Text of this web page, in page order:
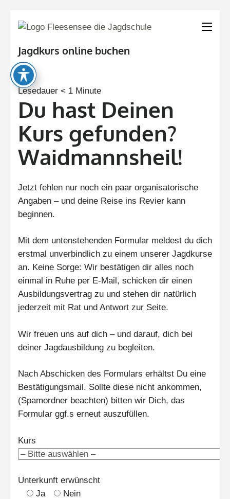
Fleesensee
Deine Jagdausbilder
Jagdkurs online buchen
Lesedauer < 1 Minute
Du hast Deinen
Kurs gefunden?
Waidmannsheil!
Jetzt fehlen nur noch ein paar organisatorische
Angaben – und deine Reise ins Revier kann
beginnen.
Mit dem untenstehenden Formular meldest du dich
erstmal unverbindlich zu einem unserer Jagdkurse
an. Keine Sorge: Wir bestätigen dir alles noch
einmal in Ruhe per E-Mail, schicken dir einen
Ausbildungsvertrag zu und stehen dir natürlich
jederzeit mit Rat und Antwort zur Seite.
Wir freuen uns auf dich – und darauf, dich bei
deiner Jagdausbildung zu begleiten.
Nach Abschicken des Formulars erhältst Du eine
Bestätigungsmail. Sollte diese nicht ankommen,
(Spamordner beachten) bitten wir Dich, das
Formular ggf.s erneut auszufüllen.
Kurs
Unterkunft erwünscht
Ja
Nein